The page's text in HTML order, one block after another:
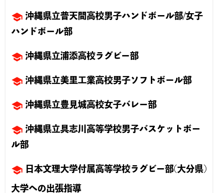
school 沖縄県立普天間高校男子ハンドボール部/女子
ハンドボール部
school 沖縄県立浦添高校ラグビー部
school 沖縄県立美里工業高校男子ソフトボール部
school 沖縄県立豊見城高校女子バレー部
school 沖縄県立具志川高等学校男子バスケットボー
ル部
school 日本文理大学付属高等学校ラグビー部(大分県)
大学への出張指導